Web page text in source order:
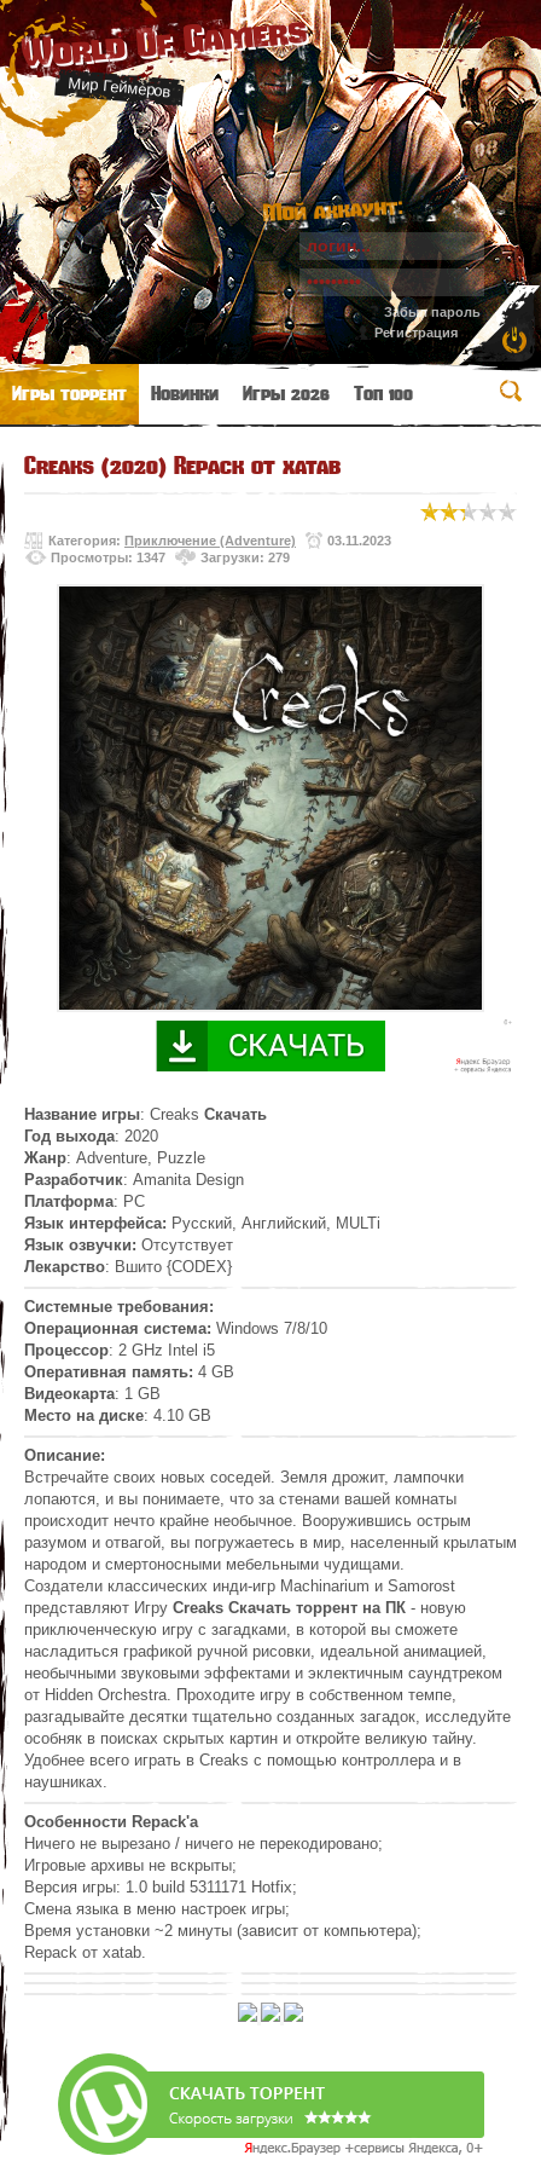
World Of Gamers
Мир Геймеров
Мой аккаунт:
Забыл пароль
Регистрация
Игры торрент Новинки Игры 2026 Топ 100
Creaks (2020) Repack от xatab
Категория: Приключение (Adventure)
03.11.2023
Просмотры: 1347
Загрузки: 279
Название игры: Creaks Скачать
Год выхода: 2020
Жанр: Adventure, Puzzle
Разработчик: Amanita Design
Платформа: PC
Язык интерфейса: Русский, Английский, MULTi
Язык озвучки: Отсутствует
Лекарство: Вшито {CODEX}
Системные требования:
Операционная система: Windows 7/8/10
Процессор: 2 GHz Intel i5
Оперативная память: 4 GB
Видеокарта: 1 GB
Место на диске: 4.10 GB
Описание:
Встречайте своих новых соседей. Земля дрожит, лампочки
лопаются, и вы понимаете, что за стенами вашей комнаты
происходит нечто крайне необычное. Вооружившись острым
разумом и отвагой, вы погружаетесь в мир, населенный крылатым
народом и смертоносными мебельными чудищами.
Создатели классических инди-игр Machinarium и Samorost
представляют Игру Creaks Скачать торрент на ПК - новую
приключенческую игру с загадками, в которой вы сможете
насладиться графикой ручной рисовки, идеальной анимацией,
необычными звуковыми эффектами и эклектичным саундтреком
от Hidden Orchestra. Проходите игру в собственном темпе,
разгадывайте десятки тщательно созданных загадок, исследуйте
особняк в поисках скрытых картин и откройте великую тайну.
Удобнее всего играть в Creaks с помощью контроллера и в
наушниках.
Особенности Repack'a
Ничего не вырезано / ничего не перекодировано;
Игровые архивы не вскрыты;
Версия игры: 1.0 build 5311171 Hotfix;
Смена языка в меню настроек игры;
Время установки ~2 минуты (зависит от компьютера);
Repack от xatab.